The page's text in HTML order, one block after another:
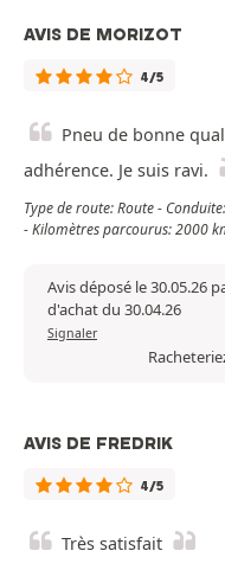
AVIS DE MORIZOT
4/5
Pneu de bonne
adhérence. Je suis ravi.
Type de route: Route -
- Kilomètres parcourus: 2000
Avis déposé le 30.05.26
d'achat du 30.04.26
Signaler
AVIS DE FREDRIK
4/5
Très satisfait